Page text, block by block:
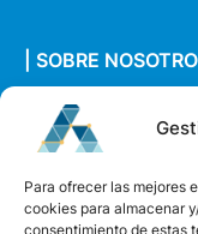
Para ofrecer las mejores
cookies para almacenar
consentimiento de estas
| SOBRE
Quiénes somos
Envíanos un mensaje